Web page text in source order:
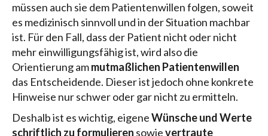
müssen auch sie dem Patientenwillen folgen, soweit
es medizinisch sinnvoll und in der Situation machbar
ist. Für den Fall, dass der Patient nicht oder nicht
mehr einwilligungsfähig ist, wird also die
Orientierung ammutmaßlichen Patientenwillen
das Entscheidende. Dieser ist jedoch ohne konkrete
Hinweise nur schwer oder gar nicht zu ermitteln.
Deshalb ist es wichtig, eigeneWünsche und Werte
schriftlich zu formulieren sowievertraute